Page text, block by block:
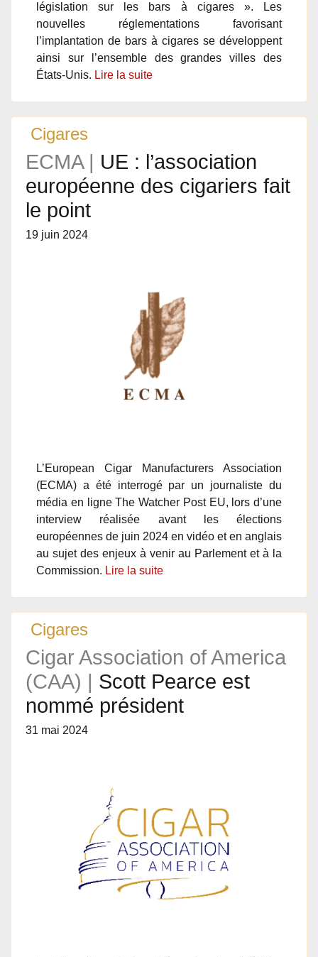
législation sur les bars à cigares ». Les
nouvelles réglementations favorisant
l’implantation de bars à cigares se développent
ainsi sur l’ensemble des grandes villes des
États-Unis. Lire la suite
Cigares
ECMA | UE : l’association
européenne des cigariers fait
le point
19 juin 2024
L’European Cigar Manufacturers Association
(ECMA) a été interrogé par un journaliste du
média en ligne The Watcher Post EU, lors d’une
interview réalisée avant les élections
européennes de juin 2024 en vidéo et en anglais
au sujet des enjeux à venir au Parlement et à la
Commission. Lire la suite
Cigares
Cigar Association of America
(CAA) | Scott Pearce est
nommé président
31 mai 2024